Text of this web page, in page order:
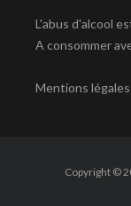
L'abus d'alcool
A consommer
Mentions légales
Copyright ©